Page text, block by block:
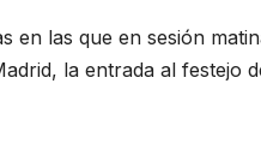
en las que en sesión
la entrada al festejo